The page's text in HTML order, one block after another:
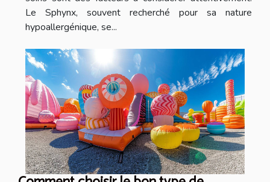
Le Sphynx, souvent recherché pour sa nature
hypoallergénique, se...